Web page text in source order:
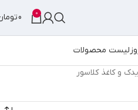
0
0
لیست محصولات
یدک و کاغذ کلاسور